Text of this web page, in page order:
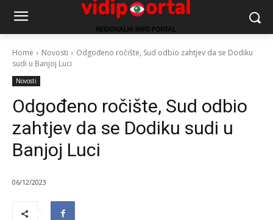
Home Novosti
Odgođeno ročište, Sud odbio zahtjev da se Dodiku
sudi u Banjoj Luci
Novosti
Odgođeno ročište, Sud odbio
zahtjev da se Dodiku sudi u
Banjoj Luci
06/12/2023